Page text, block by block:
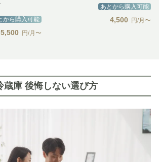
から購入可能
5,500 円/月〜
あとから購入可能
4,500 円/月〜
蔵庫 後悔しない選び方